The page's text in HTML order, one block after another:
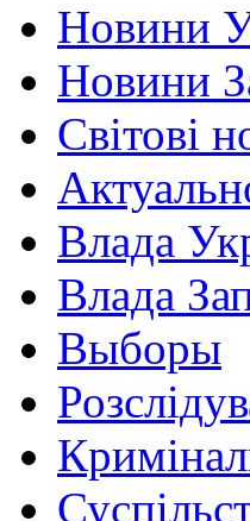
Новини
Новини
Світові
Влада
Влада
Выборы